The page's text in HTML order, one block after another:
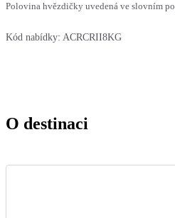
Polovina hvězdičky uvedená ve slovním
Kód nabídky: ACRCRII8KG
O destinaci